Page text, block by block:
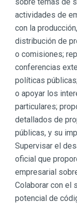
actividades de
con la
distribución de
o comisiones;
conferencias
políticas
o apoyar los
particulares;
detallados de
públicas, y su
Supervisar el
oficial que
empresarial
Colaborar con el
potencial de